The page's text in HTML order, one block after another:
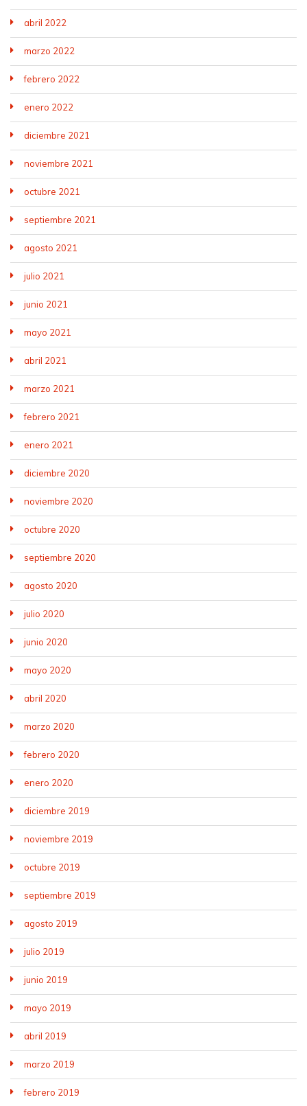
abril 2022
marzo 2022
febrero 2022
enero 2022
diciembre 2021
noviembre 2021
octubre 2021
septiembre 2021
agosto 2021
julio 2021
junio 2021
mayo 2021
abril 2021
marzo 2021
febrero 2021
enero 2021
diciembre 2020
noviembre 2020
octubre 2020
septiembre 2020
agosto 2020
julio 2020
junio 2020
mayo 2020
abril 2020
marzo 2020
febrero 2020
enero 2020
diciembre 2019
noviembre 2019
octubre 2019
septiembre 2019
agosto 2019
julio 2019
junio 2019
mayo 2019
abril 2019
marzo 2019
febrero 2019